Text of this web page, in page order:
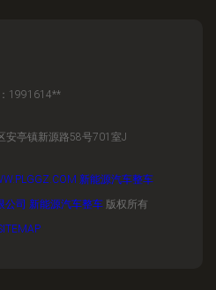
1991614**
安亭镇新源路58号701室J
新能源汽车整车
公司 新能源汽车整车 版权所有